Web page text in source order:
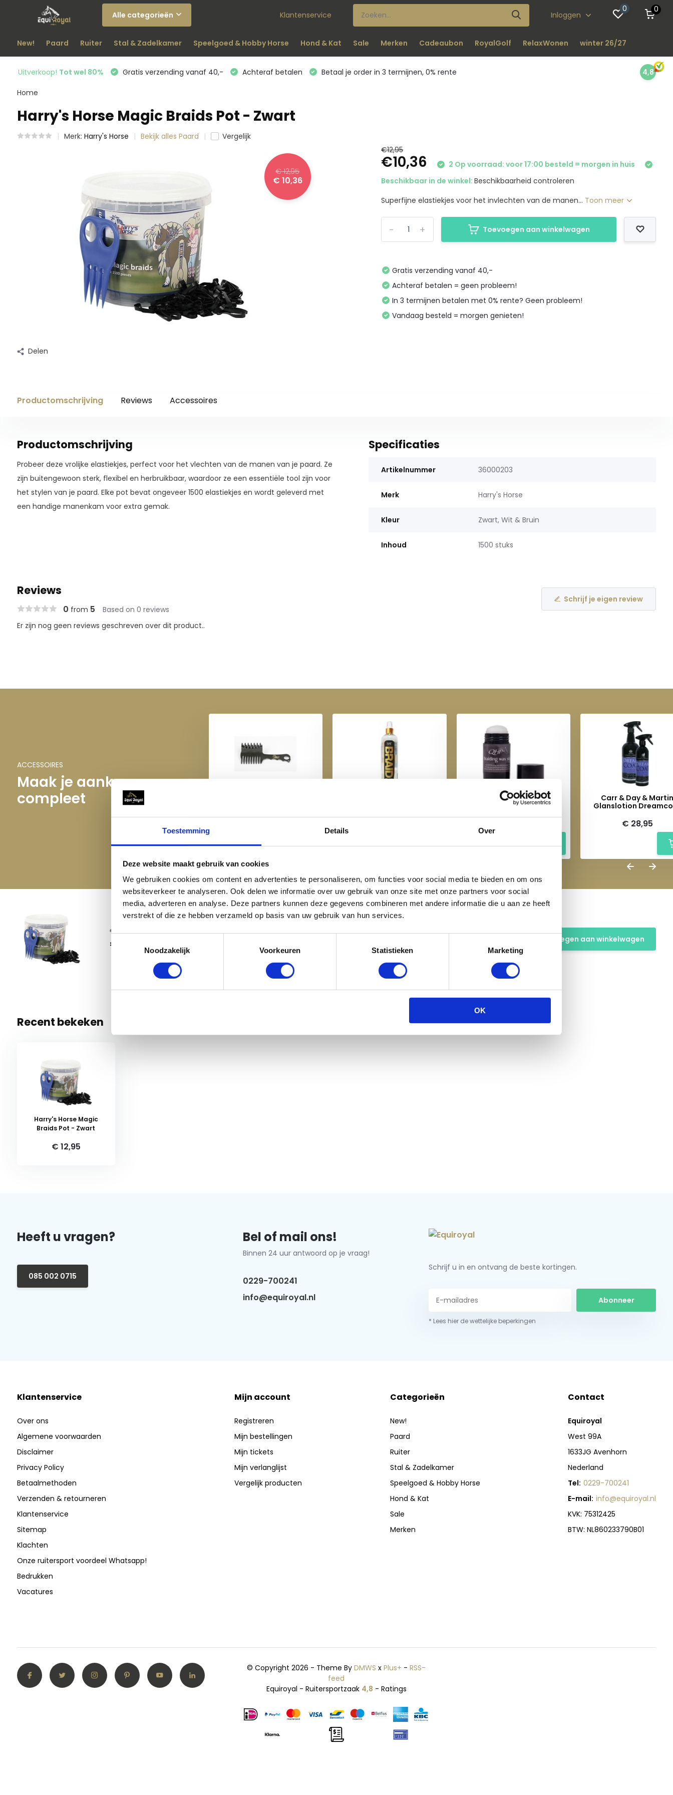
Toestemming Details Over
Deze website maakt gebruik van cookies
We gebruiken cookies om content en advertenties te personaliseren, om functies voor social media te bieden en om ons
websiteverkeer te analyseren. Ook delen we informatie over uw gebruik van onze site met onze partners voor social
media, adverteren en analyse. Deze partners kunnen deze gegevens combineren met andere informatie die u aan ze heeft
verstrekt of die ze hebben verzameld op basis van uw gebruik van hun services.
Noodzakelijk
Voorkeuren Statistieken Marketing
OK
Alle categorieën Klantenservice Inloggen
0 0
New! Paard Ruiter Stal & Zadelkamer Speelgoed & Hobby Horse Hond & Kat Sale Merken Cadeaubon RoyalGolf RelaxWonen winter 26/27
Uitverkoop! Tot wel 80% Gratis verzending vanaf 40,- Achteraf betalen Betaal je order in 3 termijnen, 0% rente 4,8
Home
Harry's Horse Magic Braids Pot - Zwart
Merk: Harry's Horse Bekijk alles Paard Vergelijk
€ 12,95
€ 10,36
Delen
€12,95
€10,36
2 Op voorraad: voor 17:00 besteld = morgen in huis
Beschikbaar in de winkel:Beschikbaarheid controleren
Superfijne elastiekjes voor het invlechten van de manen... Toon meer
+
- Toevoegen aan winkelwagen
Gratis verzending vanaf 40,-
Achteraf betalen = geen probleem!
In 3 termijnen betalen met 0% rente? Geen probleem!
Vandaag besteld = morgen genieten!
Productomschrijving Reviews Accessoires
Productomschrijving
Probeer deze vrolijke elastiekjes, perfect voor het vlechten van de manen van je paard. Ze
zijn buitengewoon sterk, flexibel en herbruikbaar, waardoor ze een essentiële tool zijn voor
het stylen van je paard. Elke pot bevat ongeveer 1500 elastiekjes en wordt geleverd met
een handige manenkam voor extra gemak.
Specificaties
Artikelnummer 36000203
Merk Harry's Horse
Kleur Zwart, Wit & Bruin
Inhoud 1500 stuks
Reviews
0 from 5 Based on 0 reviews
Schrijf je eigen review
Er zijn nog geen reviews geschreven over dit product..
ACCESSOIRES
Maak je aankoop
compleet
Day & Martin
Dreamcoat
QHP Ontknotter
€ 3,95
QHP Invlecht Wax Stick
€ 8,95
Carr & Day &
Glanslotion
€ 28,95
€ 12,95
€ 10,36
Harry's Horse Magic Braids Pot - Zwart
Toevoegen aan winkelwagen
Recent bekeken
Harry's Horse Magic
Braids Pot - Zwart
€ 12,95
Heeft u vragen?
085 002 0715
Bel of mail ons!
Binnen 24 uur antwoord op je vraag!
0229-700241
info@equiroyal.nl
Schrijf u in en ontvang de beste kortingen.
Abonneer
* Lees hier de wettelijke beperkingen
Klantenservice
Over ons
Algemene voorwaarden
Disclaimer
Privacy Policy
Betaalmethoden
Verzenden & retourneren
Klantenservice
Sitemap
Klachten
Onze ruitersport voordeel Whatsapp!
Bedrukken
Vacatures
Mijn account
Registreren
Mijn bestellingen
Mijn tickets
Mijn verlanglijst
Vergelijk producten
Categorieën
New!
Paard
Ruiter
Stal & Zadelkamer
Speelgoed & Hobby Horse
Hond & Kat
Sale
Merken
Contact
Equiroyal
West 99A
1633JG Avenhorn
Nederland
Tel: 0229-700241
E-mail: info@equiroyal.nl
KVK: 75312425
BTW: NL860233790B01
© Copyright 2026 - Theme ByDMWS xPlus+ -RSS-
feed
Equiroyal - Ruitersportzaak 4,8 - Ratings